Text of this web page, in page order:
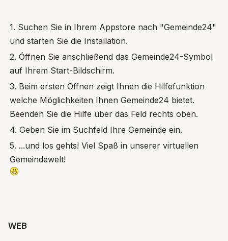
1. Suchen Sie in Ihrem Appstore nach "Gemeinde24"
und starten Sie die Installation.
2. Öffnen Sie anschließend das Gemeinde24-Symbol
auf Ihrem Start-Bildschirm.
3. Beim ersten Öffnen zeigt Ihnen die Hilfefunktion
welche Möglichkeiten Ihnen Gemeinde24 bietet.
Beenden Sie die Hilfe über das Feld rechts oben.
4. Geben Sie im Suchfeld Ihre Gemeinde ein.
5. ...und los gehts! Viel Spaß in unserer virtuellen
Gemeindewelt!
WEB